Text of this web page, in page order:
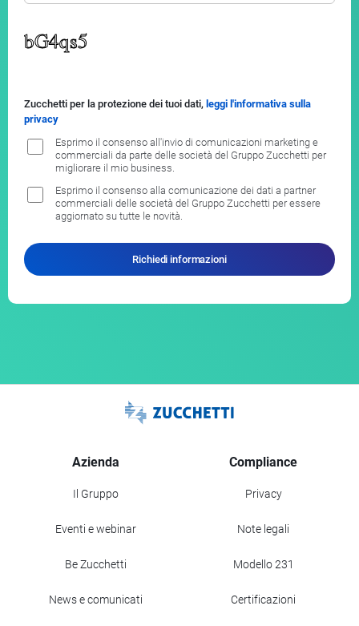
Zucchetti per la protezione dei tuoi dati, leggi l'informativa sulla
privacy
Esprimo il consenso all'invio di comunicazioni marketing e
commerciali da parte delle società del Gruppo Zucchetti per
migliorare il mio business.
Esprimo il consenso alla comunicazione dei dati a partner
commerciali delle società del Gruppo Zucchetti per essere
aggiornato su tutte le novità.
Richiedi informazioni
Azienda
Il Gruppo
Eventi e webinar
Be Zucchetti
News e comunicati
Compliance
Privacy
Note legali
Modello 231
Certificazioni